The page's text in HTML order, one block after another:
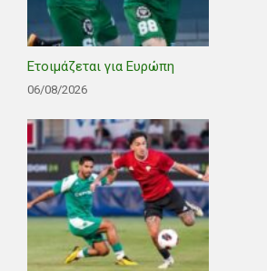
Ετοιμάζεται για Ευρώπη
06/08/2026